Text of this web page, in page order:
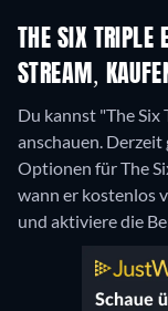
THE SIX TRIPLE
STREAM,
Du kannst "The
anschauen. Derzeit
Optionen für The
wann er kostenlos
und aktiviere die